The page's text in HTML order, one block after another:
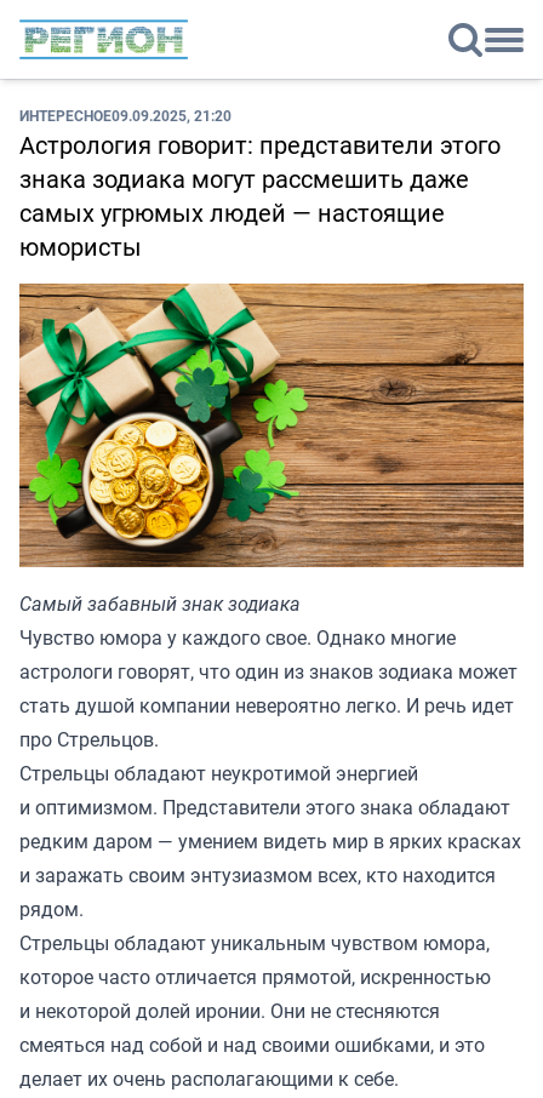
ИНТЕРЕСНОЕ09.09.2025, 21:20
Астрология говорит: представители этого
знака зодиака могут рассмешить даже
самых угрюмых людей — настоящие
юмористы
Самый забавный знак зодиака
Чувство юмора у каждого свое. Однако многие
астрологи говорят, что один из знаков зодиака может
стать душой компании невероятно легко. И речь идет
про Стрельцов.
Стрельцы обладают неукротимой энергией
и оптимизмом. Представители этого знака обладают
редким даром — умением видеть мир в ярких красках
и заражать своим энтузиазмом всех, кто находится
рядом.
Стрельцы обладают уникальным чувством юмора,
которое часто отличается прямотой, искренностью
и некоторой долей иронии. Они не стесняются
смеяться над собой и над своими ошибками, и это
делает их очень располагающими к себе.